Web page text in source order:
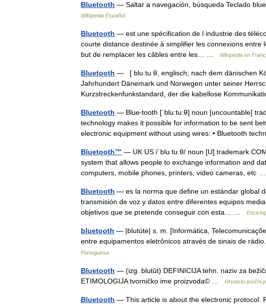
Bluetooth — Saltar a navegación, búsqueda Teclado
Wikipedia Español
Bluetooth — est une spécification de l industrie des
courte distance destinée à simplifier les connexions
but de remplacer les câbles entre les… …
Wikipédia en
Bluetooth — [ bluːtuːθ, englisch; nach dem dänischen
Jahrhundert Dänemark und Norwegen unter seiner
Kurzstreckenfunkstandard, der die kabellose
Bluetooth — Blue‧tooth [ˈbluːtuːθ] noun [uncountable]
technology makes it possible for information to be sent
electronic equipment without using wires: • Bluetooth
Bluetooth™ — UK US /ˈbluːtuːθ/ noun [U] trademark
system that allows people to exchange information and
computers, mobile phones, printers, video cameras, etc
Bluetooth — es la norma que define un estándar global
transmisión de voz y datos entre diferentes equipos
objetivos que se pretende conseguir con esta… …
bluetooth — |blutúte| s. m. [Informática,
entre equipamentos eletrônicos através de sinais de
Portuguesa
Bluetooth — (izg. blutȗt) DEFINICIJA tehn. naziv za
ETIMOLOGIJA tvorničko ime proizvoda© …
Hrvatski jezični
Bluetooth — This article is about the electronic protocol.